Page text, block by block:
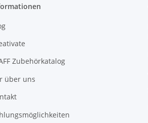
Zubehörkatalog
über uns